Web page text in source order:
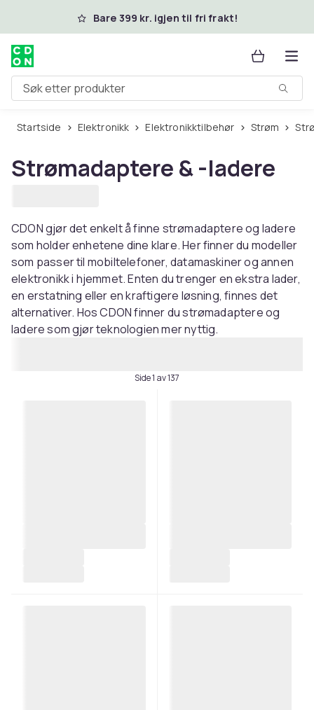
Hopp til hovedinnholdBare 399 kr. igjen til fri frakt!
Søk etter produkter
Startside Elektronikk Elektronikktilbehør Strøm
Strømadaptere & -ladere
CDON gjør det enkelt å finne strømadaptere og ladere
som holder enhetene dine klare. Her finner du modeller
som passer til mobiltelefoner, datamaskiner og annen
elektronikk i hjemmet. Enten du trenger en ekstra lader,
en erstatning eller en kraftigere løsning, finnes det
alternativer. Hos CDON finner du strømadaptere og
ladere som gjør teknologien mer nyttig.
Side 1 av 137